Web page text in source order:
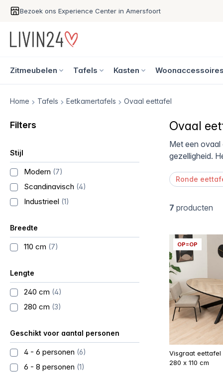
Bezoek ons Experience Center in Amersfoort
Zitmeubelen Tafels Kasten
Home Tafels Eetkamertafels Ovaal eettafel
Filters
Stijl
Modern (7)
Scandinavisch (4)
Industrieel (1)
Breedte
110 cm (7)
Lengte
240 cm (4)
280 cm (3)
Geschikt voor aantal personen
4 - 6 personen (6)
6 - 8 personen (1)
Ovaal
Met een
gezelligheid.
Ronde
7 producten
OP=OP
Visgraat eettafel
280 x 110 cm